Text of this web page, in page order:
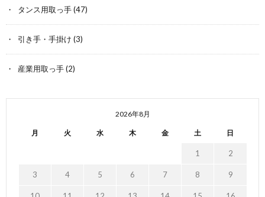
タンス用取っ手(47)
引き手・手掛け (3)
産業用取っ手(2)
2026年8月
月 火 水 木 金 土 日
1 2
3 4 5 6 7 8 9